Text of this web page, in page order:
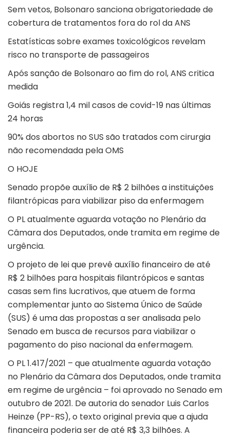
Sem vetos, Bolsonaro sanciona obrigatoriedade de
cobertura de tratamentos fora do rol da ANS
Estatísticas sobre exames toxicológicos revelam
risco no transporte de passageiros
Após sanção de Bolsonaro ao fim do rol, ANS critica
medida
Goiás registra 1,4 mil casos de covid-19 nas últimas
24 horas
90% dos abortos no SUS são tratados com cirurgia
não recomendada pela OMS
O HOJE
Senado propõe auxílio de R$ 2 bilhões a instituições
filantrópicas para viabilizar piso da enfermagem
O PL atualmente aguarda votação no Plenário da
Câmara dos Deputados, onde tramita em regime de
urgência.
O projeto de lei que prevê auxílio financeiro de até
R$ 2 bilhões para hospitais filantrópicos e santas
casas sem fins lucrativos, que atuem de forma
complementar junto ao Sistema Único de Saúde
(SUS) é uma das propostas a ser analisada pelo
Senado em busca de recursos para viabilizar o
pagamento do piso nacional da enfermagem.
O PL 1.417/2021 – que atualmente aguarda votação
no Plenário da Câmara dos Deputados, onde tramita
em regime de urgência – foi aprovado no Senado em
outubro de 2021. De autoria do senador Luis Carlos
Heinze (PP-RS), o texto original previa que a ajuda
financeira poderia ser de até R$ 3,3 bilhões. A